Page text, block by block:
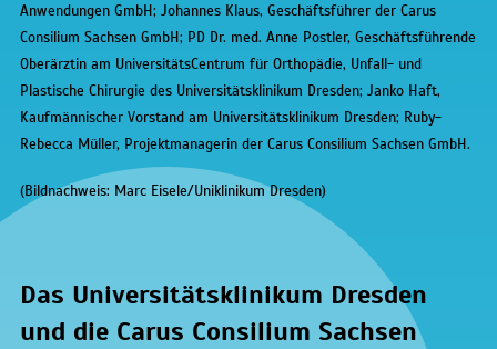
Anwendungen GmbH; Johannes Klaus, Geschäftsführer der Carus
Consilium Sachsen GmbH; PD Dr. med. Anne Postler, Geschäftsführende
Oberärztin am UniversitätsCentrum für Orthopädie, Unfall- und
Plastische Chirurgie des Universitätsklinikum Dresden; Janko Haft,
Kaufmännischer Vorstand am Universitätsklinikum Dresden; Ruby-
Rebecca Müller, Projektmanagerin der Carus Consilium Sachsen GmbH.
(Bildnachweis: Marc Eisele/Uniklinikum Dresden)
Das Universitätsklinikum Dresden
und die Carus Consilium Sachsen